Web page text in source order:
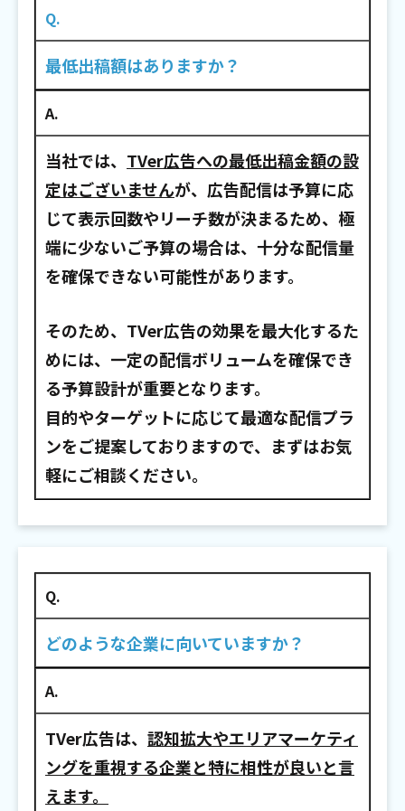
Q.
最低出稿額はありますか？
A.
当社では、 TVer広告への最低出稿金額の設
定はございませんが、広告配信は予算に応
じて表示回数やリーチ数が決まるため、極
端に少ないご予算の場合は、十分な配信量
を確保できない可能性があります。
そのため、TVer広告の効果を最大化するた
めには、一定の配信ボリュームを確保でき
る予算設計が重要となります。
目的やターゲットに応じて最適な配信プラ
ンをご提案しておりますので、まずはお気
軽にご相談ください。
Q.
どのような企業に向いていますか？
A.
TVer広告は、 認知拡大やエリアマーケティ
ングを重視する企業と特に相性が良いと言
えます。